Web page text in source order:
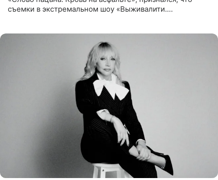
съемки в экстремальном шоу «Выживалити.